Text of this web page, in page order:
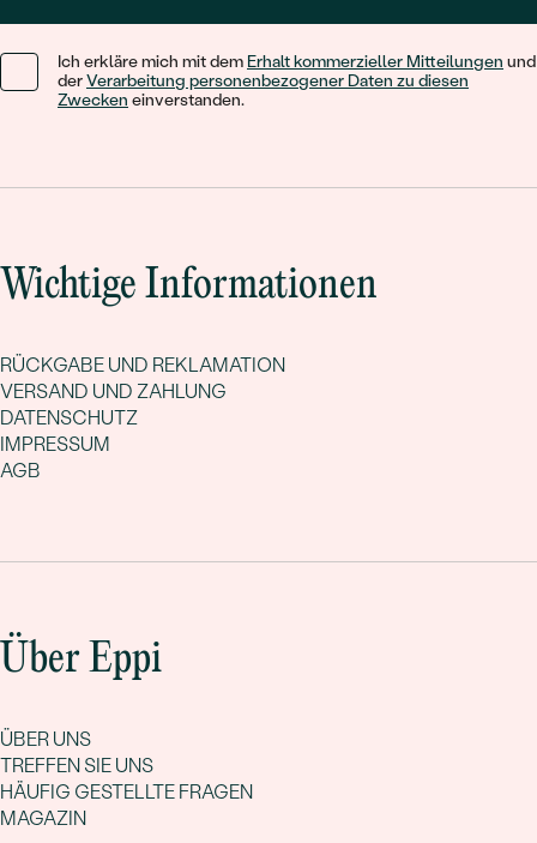
Ich erkläre mich mit dem Erhalt kommerzieller Mitteilungen und
derVerarbeitung personenbezogener Daten zu diesen
Zwecken einverstanden.
Wichtige Informationen
RÜCKGABE UND REKLAMATION
VERSAND UND ZAHLUNG
DATENSCHUTZ
IMPRESSUM
AGB
Über Eppi
ÜBER UNS
TREFFEN SIE UNS
HÄUFIG GESTELLTE FRAGEN
MAGAZIN